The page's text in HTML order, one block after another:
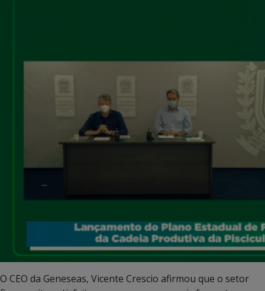
O CEO da Geneseas, Vicente Crescio afirmou que o setor